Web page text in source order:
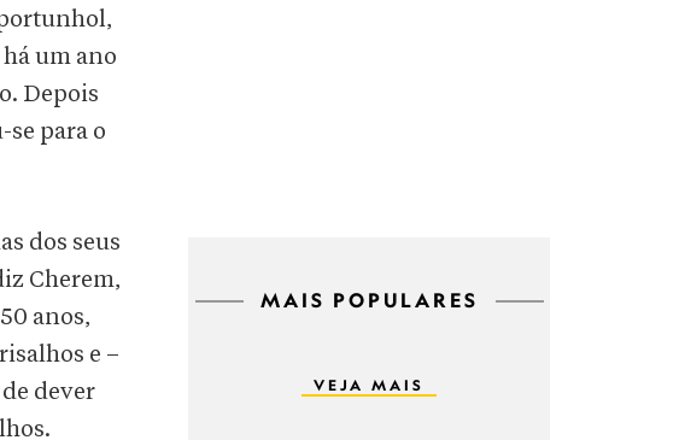
um ano
Depois
para o
dos seus
Cherem,
anos,
e –
dever
MAIS POPULARES
VEJA MAIS